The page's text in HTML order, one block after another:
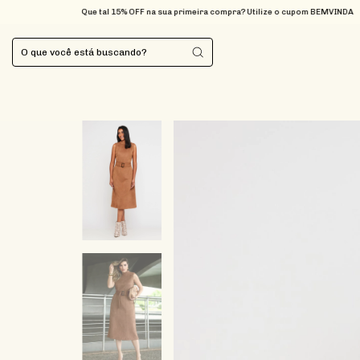
Que tal 15% OFF na sua primeira compra? Utilize o cupom BEMVINDA FRETE